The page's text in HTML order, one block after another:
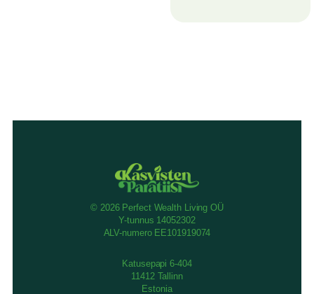
© 2026 Perfect Wealth Living OÜ
Y-tunnus 14052302
ALV-numero EE101919074
Katusepapi 6-404
11412 Tallinn
Estonia